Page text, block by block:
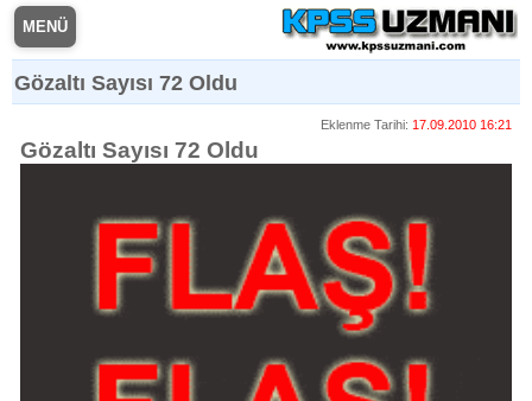
MENÜ
Gözaltı Sayısı 72 Oldu
Eklenme Tarihi: 17.09.2010 16:21
Gözaltı Sayısı 72 Oldu